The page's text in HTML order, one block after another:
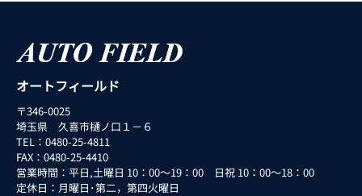
オートフィールド
〒346-0025
埼玉県 久喜市樋ノ口１－６
TEL：0480-25-4811
FAX：0480-25-4410
営業時間：平日,土曜日 10：00～19：00 日祝 10：00～18：00
定休日：月曜日･第二，第四火曜日